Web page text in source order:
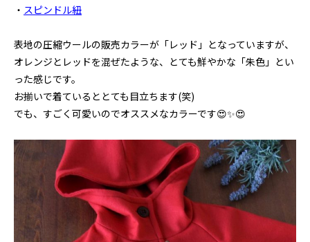
・ スピンドル紐
表地の圧縮ウールの販売カラーが「レッド」となっていますが、
オレンジとレッドを混ぜたような、とても鮮やかな「朱色」とい
った感じです。
お揃いで着ているととても目立ちます(笑)
でも、すごく可愛いのでオススメなカラーです😍✨😍